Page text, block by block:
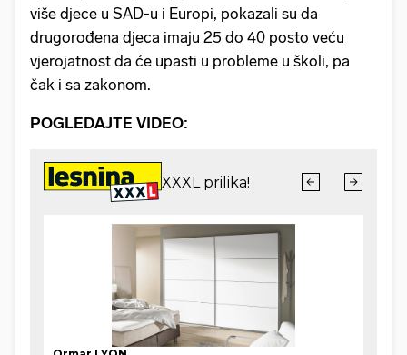
više djece u SAD-u i Europi, pokazali su da
drugorođena djeca imaju 25 do 40 posto veću
vjerojatnost da će upasti u probleme u školi, pa
čak i sa zakonom.
POGLEDAJTE VIDEO: